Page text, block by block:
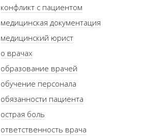
конфликт с пациентом
медицинская документация
медицинский юрист
о врачах
образование врачей
обучение персонала
обязанности пациента
острая боль
ответственность врача